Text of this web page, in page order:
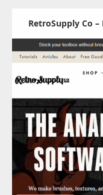
RetroSupply Co
Detail Visit